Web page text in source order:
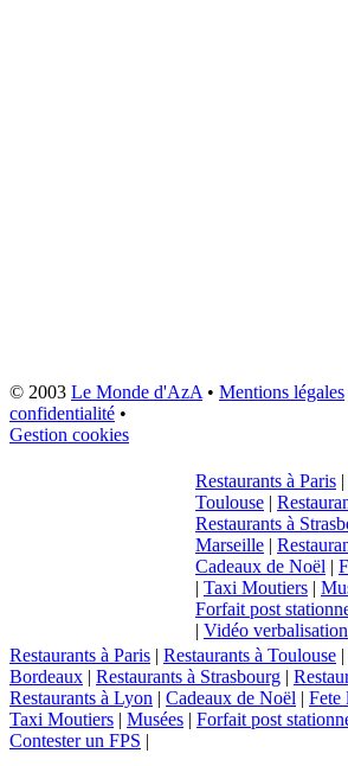
© 2003 Le Monde d'AzA • Mentions légales
confidentialité •
Gestion cookies
Restaurants à Paris |
Toulouse |
Restaurants à
Marseille |
Cadeaux de Noël |
| Taxi Moutiers |
Forfait post
| Vidéo verbalisation
Restaurants à Paris | Restaurants à Toulouse |
Bordeaux | Restaurants à Strasbourg |
Restaurants à Lyon | Cadeaux de Noël | Fete
Taxi Moutiers | Musées | Forfait post
Contester un FPS |